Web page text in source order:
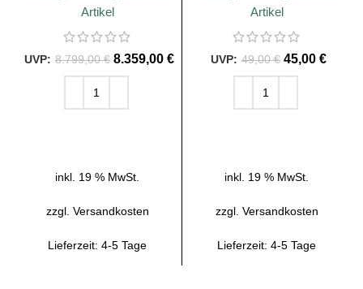
Artikel
8.799,00€ 8.359,00 €
inkl. 19 % MwSt.
zzgl. Versandkosten
Lieferzeit: 4-5 Tage
Artikel
49,00€ 45,00 €
inkl. 19 % MwSt.
zzgl. Versandkosten
Lieferzeit: 4-5 Tage